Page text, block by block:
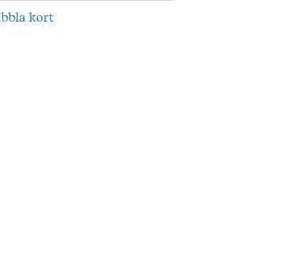
kort